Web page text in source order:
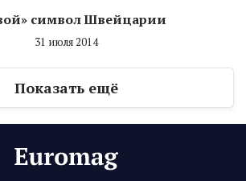
символ Швейцарии
31 июля 2014
Показать ещё